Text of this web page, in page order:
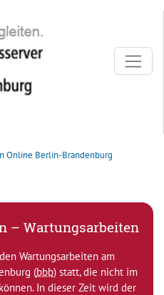
Online Berlin-Brandenburg
– Wartungsarbeiten
Wartungsarbeiten am
(bbb) statt, die nicht im
In dieser Zeit wird der